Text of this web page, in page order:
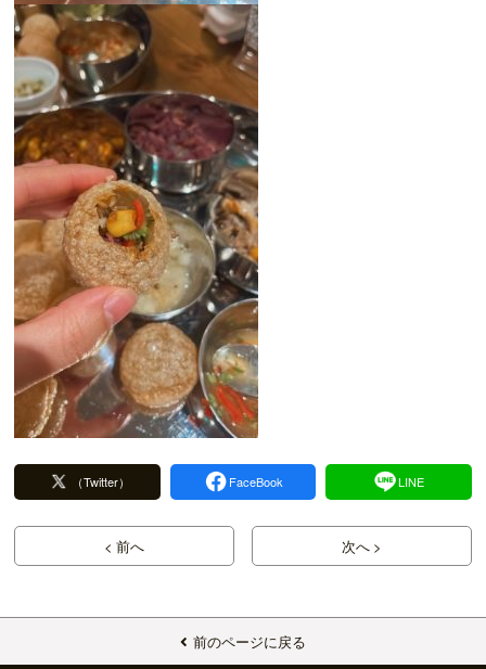
（Twitter） FaceBook LINE
< 前へ 次へ >
前のページに戻る